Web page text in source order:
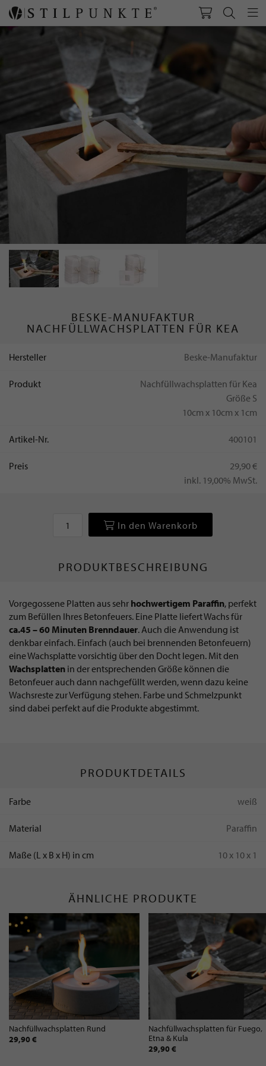
BESKE-MANUFAKTUR
NACHFÜLLWACHSPLATTEN FÜR KEA
Hersteller Beske-Manufaktur
Produkt
Nachfüllwachsplatten für Kea
Größe S
10cm x 10cm x 1cm
Artikel-Nr. 400101
Preis
29,90 €
inkl. 19,00% MwSt.
In den Warenkorb
PRODUKTBESCHREIBUNG
Vorgegossene Platten aus sehr hochwertigem Paraffin, perfekt
zum Befüllen Ihres Betonfeuers. Eine Platte liefert Wachs für
ca.45 – 60 Minuten Brenndauer. Auch die Anwendung ist
denkbar einfach. Einfach (auch bei brennenden Betonfeuern)
eine Wachsplatte vorsichtig über den Docht legen. Mit den
Wachsplatten in der entsprechenden Größe können die
Betonfeuer auch dann nachgefüllt werden, wenn dazu keine
Wachsreste zur Verfügung stehen. Farbe und Schmelzpunkt
sind dabei perfekt auf die Produkte abgestimmt.
PRODUKTDETAILS
Farbe weiß
Material Paraffin
Maße (L x B x H) in cm 10 x 10 x 1
ÄHNLICHE PRODUKTE
Nachfüllwachsplatten Rund
29,90 €
Nachfüllwachsplatten für Fuego,
Etna & Kula
29,90 €